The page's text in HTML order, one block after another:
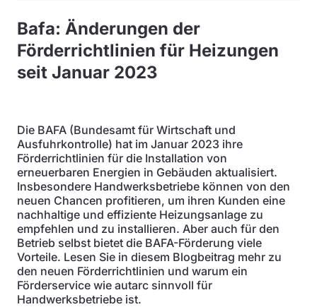
Bafa: Änderungen der
Förderrichtlinien für Heizungen
seit Januar 2023
Die BAFA (Bundesamt für Wirtschaft und
Ausfuhrkontrolle) hat im Januar 2023 ihre
Förderrichtlinien für die Installation von
erneuerbaren Energien in Gebäuden aktualisiert.
Insbesondere Handwerksbetriebe können von den
neuen Chancen profitieren, um ihren Kunden eine
nachhaltige und effiziente Heizungsanlage zu
empfehlen und zu installieren. Aber auch für den
Betrieb selbst bietet die BAFA-Förderung viele
Vorteile. Lesen Sie in diesem Blogbeitrag mehr zu
den neuen Förderrichtlinien und warum ein
Förderservice wie autarc sinnvoll für
Handwerksbetriebe ist.